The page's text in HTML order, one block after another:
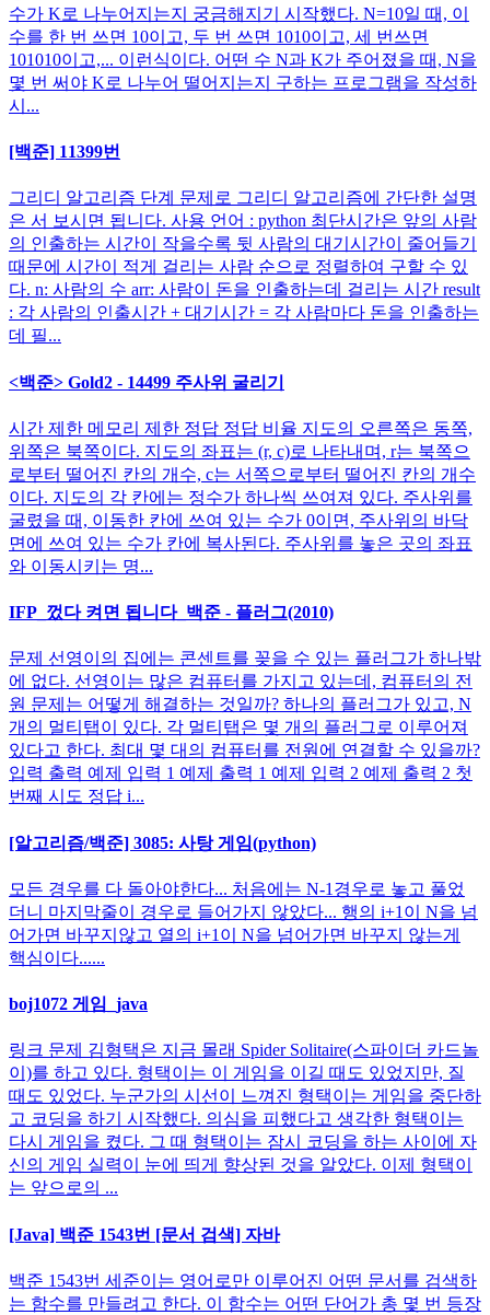
수가 K로 나누어지는지 궁금해지기 시작했다. N=10일 때, 이
수를 한 번 쓰면 10이고, 두 번 쓰면 1010이고, 세 번쓰면
101010이고,... 이런식이다. 어떤 수 N과 K가 주어졌을 때, N을
몇 번 써야 K로 나누어 떨어지는지 구하는 프로그램을 작성하
시...
[백준] 11399번
그리디 알고리즘 단계 문제로 그리디 알고리즘에 간단한 설명
은 서 보시면 됩니다. 사용 언어 : python 최단시간은 앞의 사람
의 인출하는 시간이 작을수록 뒷 사람의 대기시간이 줄어들기
때문에 시간이 적게 걸리는 사람 순으로 정렬하여 구할 수 있
다. n: 사람의 수 arr: 사람이 돈을 인출하는데 걸리는 시간 result
: 각 사람의 인출시간 + 대기시간 = 각 사람마다 돈을 인출하는
데 필...
<백준> Gold2 - 14499 주사위 굴리기
시간 제한 메모리 제한 정답 정답 비율 지도의 오른쪽은 동쪽,
위쪽은 북쪽이다. 지도의 좌표는 (r, c)로 나타내며, r는 북쪽으
로부터 떨어진 칸의 개수, c는 서쪽으로부터 떨어진 칸의 개수
이다. 지도의 각 칸에는 정수가 하나씩 쓰여져 있다. 주사위를
굴렸을 때, 이동한 칸에 쓰여 있는 수가 0이면, 주사위의 바닥
면에 쓰여 있는 수가 칸에 복사된다. 주사위를 놓은 곳의 좌표
와 이동시키는 명...
IFP_껐다 켜면 됩니다_백준 - 플러그(2010)
문제 선영이의 집에는 콘센트를 꽂을 수 있는 플러그가 하나밖
에 없다. 선영이는 많은 컴퓨터를 가지고 있는데, 컴퓨터의 전
원 문제는 어떻게 해결하는 것일까? 하나의 플러그가 있고, N
개의 멀티탭이 있다. 각 멀티탭은 몇 개의 플러그로 이루어져
있다고 한다. 최대 몇 대의 컴퓨터를 전원에 연결할 수 있을까?
입력 출력 예제 입력 1 예제 출력 1 예제 입력 2 예제 출력 2 첫
번째 시도 정답 i...
[알고리즘/백준] 3085: 사탕 게임(python)
모든 경우를 다 돌아야한다... 처음에는 N-1경우로 놓고 풀었
더니 마지막줄이 경우로 들어가지 않았다... 행의 i+1이 N을 넘
어가면 바꾸지않고 열의 i+1이 N을 넘어가면 바꾸지 않는게
핵심이다......
boj1072 게임_java
링크 문제 김형택은 지금 몰래 Spider Solitaire(스파이더 카드놀
이)를 하고 있다. 형택이는 이 게임을 이길 때도 있었지만, 질
때도 있었다. 누군가의 시선이 느껴진 형택이는 게임을 중단하
고 코딩을 하기 시작했다. 의심을 피했다고 생각한 형택이는
다시 게임을 켰다. 그 때 형택이는 잠시 코딩을 하는 사이에 자
신의 게임 실력이 눈에 띄게 향상된 것을 알았다. 이제 형택이
는 앞으로의 ...
[Java] 백준 1543번 [문서 검색] 자바
백준 1543번 세준이는 영어로만 이루어진 어떤 문서를 검색하
는 함수를 만들려고 한다. 이 함수는 어떤 단어가 총 몇 번 등장